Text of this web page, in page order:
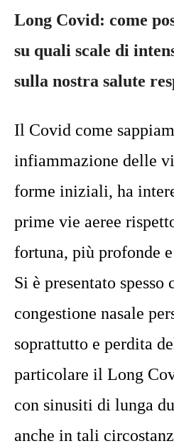
Long Covid: come
su quali scale di
sulla nostra salute
Il Covid come
infiammazione delle
forme iniziali, ha
prime vie aeree
fortuna, più profonde
Si è presentato
congestione nasale
soprattutto e perdita
particolare il Long
con sinusiti di lunga
anche in tali